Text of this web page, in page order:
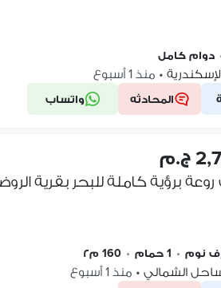
دوام كامل
• منذ 1 أسبوع
المحادثه واتساب
برؤية كاملة للبحر بقرية
• 1 حمام • 160 م٢
الشمالي • منذ 1 أسبوع